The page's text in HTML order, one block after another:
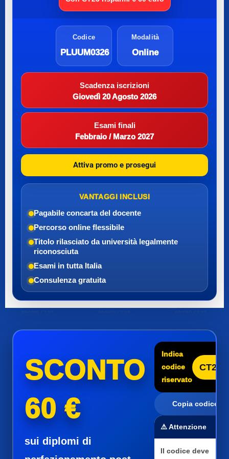
Codice
PLUUM0326
Modalità
Online
Scadenza iscrizioni
Giovedì 20 Agosto 2026
Esami finali
Febbraio / Marzo 2027
Attiva promo e prosegui
VANTAGGI INCLUSI
Pagabile concarta del docente
Percorso online flessibile
Titolo rilasciato da università legalmente
riconosciuta
Esami in tutta Italia
Consulenza gratuita
SCONTO
60 €
sui diplomi di
Indica
codice
riservato
CT25
Copia codice
⚠️ Attenzione
Il codice deve